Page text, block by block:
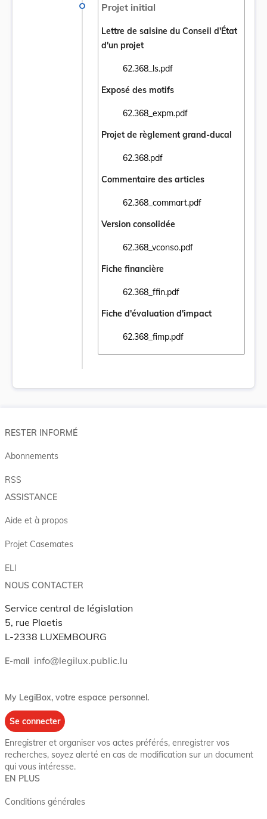
Projet initial
Lettre de saisine du Conseil d'État
d'un projet
62.368_ls.pdf
Ouvrir le document 62.368_ls.pdf dans un
Exposé des motifs
62.368_expm.pdf
Ouvrir le document 62.368_expm.pdf
Projet de règlement grand-ducal
62.368.pdf
Ouvrir le document 62.368.pdf dans un
Commentaire des articles
62.368_commart.pdf
Ouvrir le document 62.368_commart.pdf
Version consolidée
62.368_vconso.pdf
Ouvrir le document 62.368_vconso.pdf
Fiche financière
62.368_ffin.pdf
Ouvrir le document 62.368_ffin.pdf dans
Fiche d'évaluation d'impact
62.368_fimp.pdf
Ouvrir le document 62.368_fimp.pdf dans
RESTER INFORMÉ
Abonnements
RSS
ASSISTANCE
Aide et à propos
Projet Casemates
ELI
NOUS CONTACTER
Service central de législation
5, rue Plaetis
L-2338 LUXEMBOURG
E-mail info@legilux.public.lu
My LegiBox, votre espace personnel.
Se connecter
Enregistrer et organiser vos actes préférés, enregistrer vos
recherches, soyez alerté en cas de modification sur un document
qui vous intéresse.
EN PLUS
Conditions générales